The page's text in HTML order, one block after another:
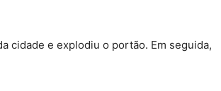
cidade e explodiu o portão. Em seguida,